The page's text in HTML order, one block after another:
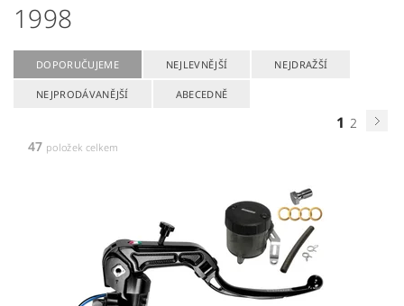
1998
DOPORUČUJEME NEJLEVNĚJŠÍ NEJDRAŽŠÍ
NEJPRODÁVANĚJŠÍ ABECEDNĚ
1 2
47 položek celkem